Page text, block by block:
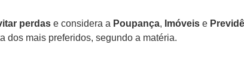
perdas e considera a Poupança, Imóveis e
dos mais preferidos, segundo a matéria.